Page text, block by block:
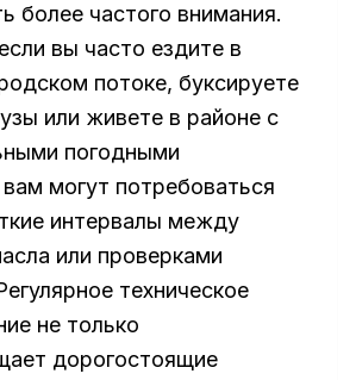
более частого внимания.
вы часто ездите в
потоке, буксируете
или живете в районе с
погодными
могут потребоваться
интервалы между
или проверками
техническое
не только
дорогостоящие